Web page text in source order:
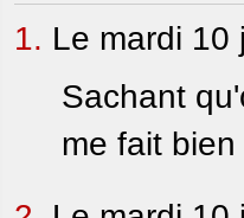
1. Le mardi
Sachant
me fait